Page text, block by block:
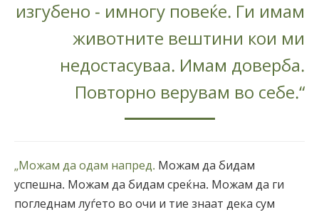
изгубено - имногу повеќе. Ги имам
животните вештини кои ми
недостасуваа. Имам доверба.
Повторно верувам во себе.“
„Можам да одам напред. Можам да бидам
успешна. Можам да бидам среќна. Можам да ги
погледнам луѓето во очи и тие знаат дека сум